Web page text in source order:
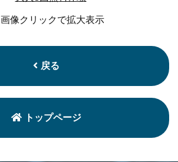
画像クリックで拡大表示
戻る
トップページ